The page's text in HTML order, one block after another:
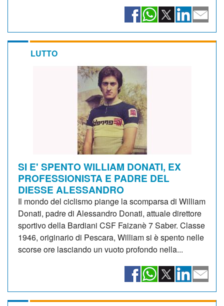
LUTTO
SI E' SPENTO WILLIAM DONATI, EX
PROFESSIONISTA E PADRE DEL
DIESSE ALESSANDRO
Il mondo del ciclismo piange la scomparsa di William
Donati, padre di Alessandro Donati, attuale direttore
sportivo della Bardiani CSF Faizanè 7 Saber. Classe
1946, originario di Pescara, William si è spento nelle
scorse ore lasciando un vuoto profondo nella...